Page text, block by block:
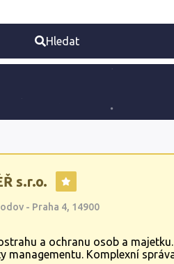
Hledat
s.r.o.
- Praha 4, 14900
a ochranu osob a
managementu. Komplexní